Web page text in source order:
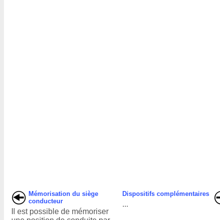
Mémorisation du siège
conducteur
Il est possible de mémoriser
Dispositifs complémentaires
...